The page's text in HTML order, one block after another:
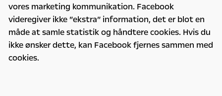
vores marketing kommunikation. Facebook
videregiver ikke ”ekstra” information, det er blot en
måde at samle statistik og håndtere cookies. Hvis du
ikke ønsker dette, kan Facebook fjernes sammen med
cookies.